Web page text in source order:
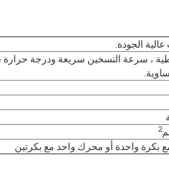
الجودة.
، سرعة التسخين سريعة ودرجة
2
بكرة واحدة أو محرك واحد مع بكرتين